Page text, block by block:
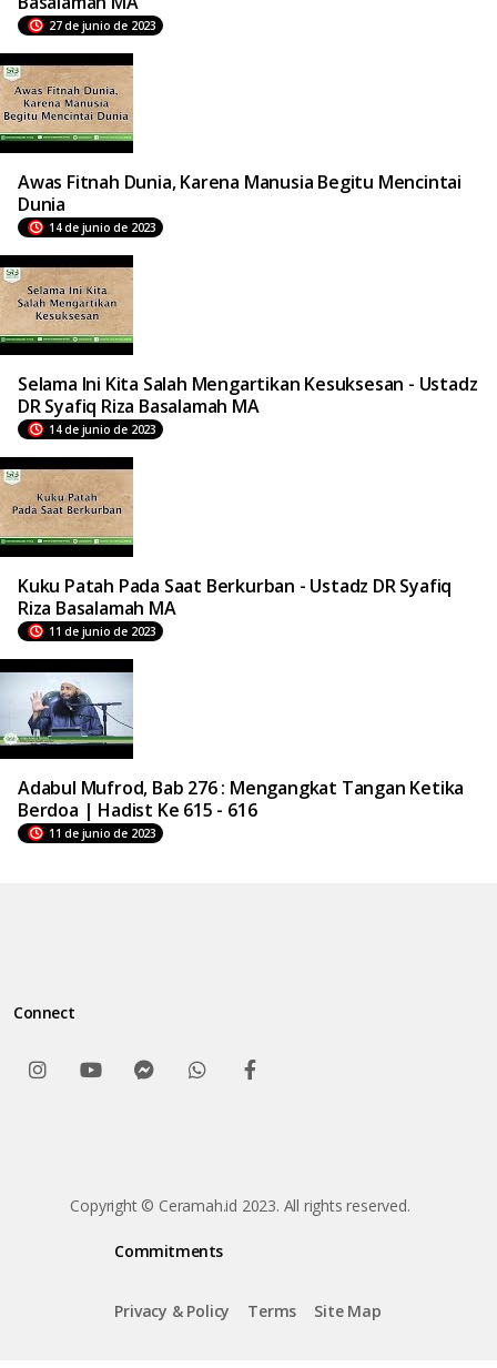
27 de junio de 2023
Awas Fitnah Dunia, Karena Manusia Begitu Mencintai
Dunia
14 de junio de 2023
Selama Ini Kita Salah Mengartikan Kesuksesan - Ustadz
DR Syafiq Riza Basalamah MA
14 de junio de 2023
Kuku Patah Pada Saat Berkurban - Ustadz DR Syafiq
Riza Basalamah MA
11 de junio de 2023
Adabul Mufrod, Bab 276 : Mengangkat Tangan Ketika
Berdoa | Hadist Ke 615 - 616
11 de junio de 2023
Connect
Copyright © Ceramah.id 2023. All rights reserved.
Commitments
Privacy & Policy Terms Site Map